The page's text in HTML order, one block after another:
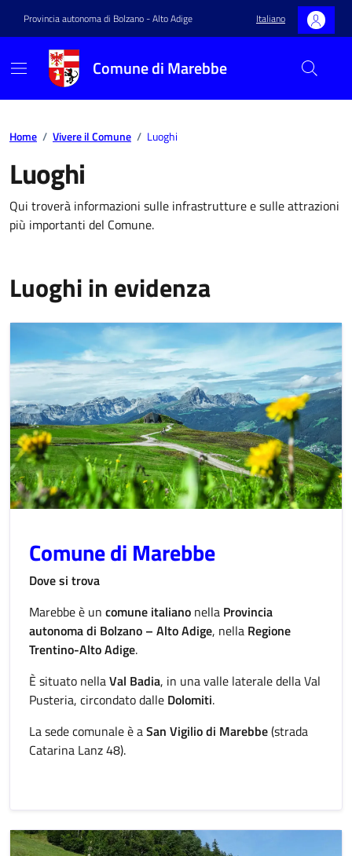
Provincia autonoma di Bolzano - Alto Adige Italiano
Comune di Marebbe
Home / Vivere il Comune / Luoghi
Luoghi
Qui troverà informazioni sulle infrastrutture e sulle attrazioni
più importanti del Comune.
Luoghi in evidenza
Comune di Marebbe
Dove si trova
Marebbe è un comune italiano nella Provincia
autonoma di Bolzano – Alto Adige, nella Regione
Trentino-Alto Adige.
È situato nellaVal Badia, in una valle laterale della Val
Pusteria, circondato dalle Dolomiti.
La sede comunale è aSan Vigilio di Marebbe(strada
Catarina Lanz 48).